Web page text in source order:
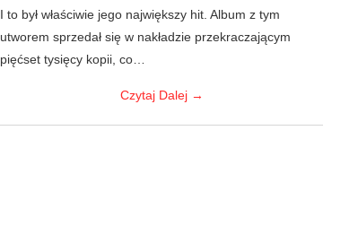
I to był właściwie jego największy hit. Album z tym
utworem sprzedał się w nakładzie przekraczającym
pięćset tysięcy kopii, co…
Czytaj Dalej →